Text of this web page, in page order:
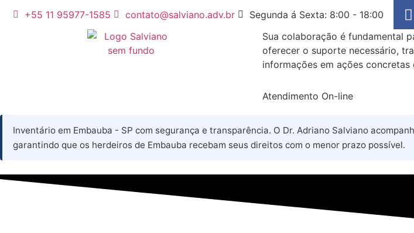
+55 11 95977-1585 contato@salviano.adv.br
Segunda á Sexta: 8:00 - 18:00
Sua colaboração é fundamental
oferecer o suporte necessário,
informações em ações concretas
Atendimento On-line
Inventário em Embauba - SP com segurança e transparência. O Dr. Adriano Salviano
garantindo que os herdeiros de Embauba recebam seus direitos com o menor prazo possível.